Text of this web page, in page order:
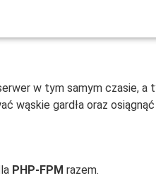
w tym samym czasie,
wąskie gardła oraz
PHP-FPM razem.